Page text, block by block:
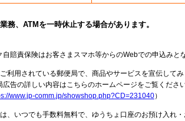
務、ATMを一時休止する場合があります。
賠責保険はお客さまスマホ等からのWebでの申込みと
利用されている郵便局で、商品やサービスを宣伝して
告の詳しい内容はこちらのホームページをご覧くださ
www.jp-comm.jp/showshop.php?CD=231040）
、いつでも手数料無料で、ゆうちょ口座のお預け入れ